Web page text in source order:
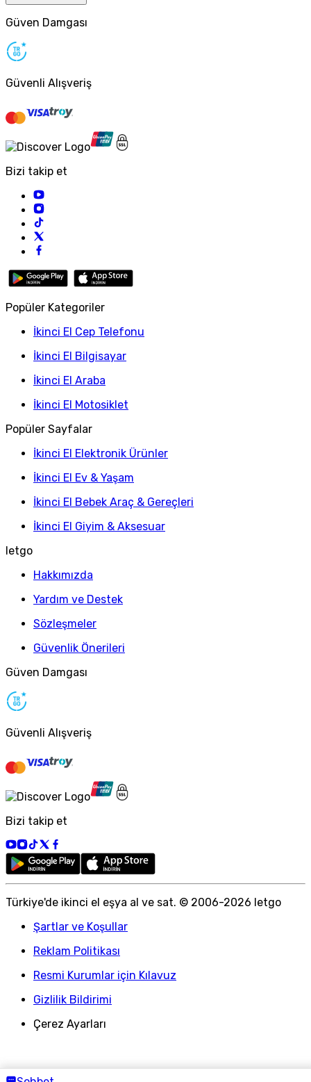
Güven Damgası
Güvenli Alışveriş
Bizi takip et
Popüler Kategoriler
İkinci El Cep Telefonu
İkinci El Bilgisayar
İkinci El Araba
İkinci El Motosiklet
Popüler Sayfalar
İkinci El Elektronik Ürünler
İkinci El Ev & Yaşam
İkinci El Bebek Araç & Gereçleri
İkinci El Giyim & Aksesuar
letgo
Hakkımızda
Yardım ve Destek
Sözleşmeler
Güvenlik Önerileri
Güven Damgası
Güvenli Alışveriş
Bizi takip et
Türkiye'de ikinci el eşya al ve sat. © 2006-2026 letgo
Şartlar ve Koşullar
Reklam Politikası
Resmi Kurumlar için Kılavuz
Gizlilik Bildirimi
Çerez Ayarları